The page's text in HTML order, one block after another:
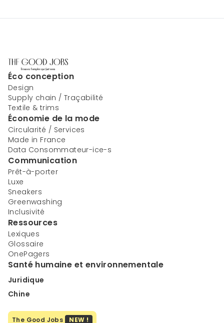
Éco conception
Design
Supply chain / Traçabilité
Textile & trims
Économie de la mode
Circularité / Services
Made in France
Data Consommateur-ice-s
Communication
Prêt-à-porter
Luxe
Sneakers
Greenwashing
Inclusivité
Ressources
Lexiques
Glossaire
OnePagers
Santé humaine et environnementale
Juridique
Chine
The Good Jobs NEW !